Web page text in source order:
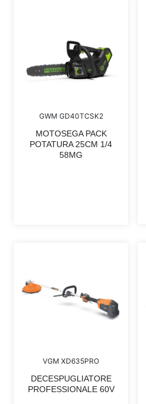
GWM GD40TCSK2
MOTOSEGA PACK
POTATURA 25CM 1/4
58MG
VGM XD635PRO
DECESPUGLIATORE
PROFESSIONALE 60V